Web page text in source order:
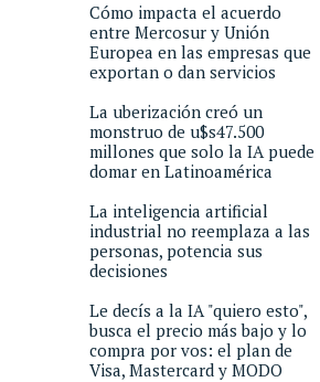
Cómo impacta el acuerdo
entre Mercosur y Unión
Europea en las empresas que
exportan o dan servicios
La uberización creó un
monstruo de u$s47.500
millones que solo la IA puede
domar en Latinoamérica
La inteligencia artificial
industrial no reemplaza a las
personas, potencia sus
decisiones
Le decís a la IA "quiero esto",
busca el precio más bajo y lo
compra por vos: el plan de
Visa, Mastercard y MODO